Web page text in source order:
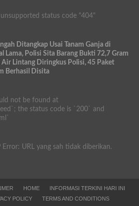
unsupported status code "404"
Ditangkap Usai Tanam Ganja di
Lama, Polisi Sita Barang Bukti 72,7 Gram
Lintang Diringkus Polisi, 45 Paket
Berhasil Disita
not be found at
the status code is `200` and
Error: URL yang sah tidak diberikan.
HOME
INFORMASI TERKINI HARI INI
POLICY TERMS AND CONDITIONS